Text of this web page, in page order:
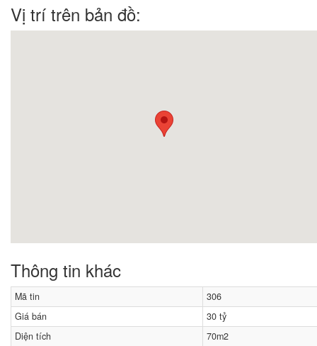
Vị trí trên bản đồ:
Thông tin khác
Mã tin
306
Giá bán
30 tỷ
Diện tích
70m2